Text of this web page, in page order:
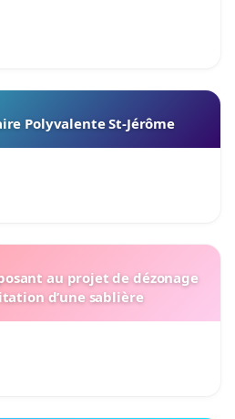
Polyvalente St-Jérôme
au projet de dézonage
d’une sablière